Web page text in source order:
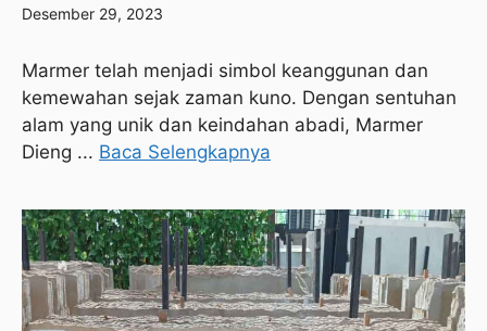
Desember 29, 2023
Marmer telah menjadi simbol keanggunan dan
kemewahan sejak zaman kuno. Dengan sentuhan
alam yang unik dan keindahan abadi, Marmer
Dieng ... Baca Selengkapnya